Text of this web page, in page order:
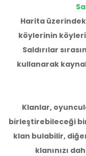
Harita
köylerinin
Saldırılar
kullanarak
Klanlar,
birleştirebileceği
klan bulabilir,
klanınızı